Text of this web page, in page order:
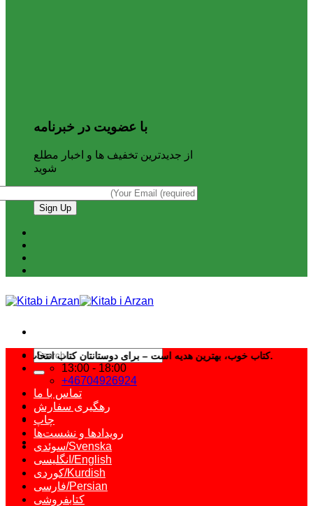
با عضویت در خبرنامه
از جدیدترین تخفیف ها و اخبار مطلع
شوید
کتاب خوب، بهترین هدیه است – برای دوستانتان کتاب انتخاب کنید.
13:00 - 18:00
+46704926924
Search
for:
تماس با ما
رهگیری سفارش
چاپ
رویدادها و نشست‌ها
سوئدی/Svenska
انگلیسی/English
کوردی/Kurdish
فارسی/Persian
کتابفروشی